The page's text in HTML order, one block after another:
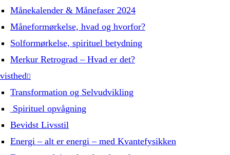
Månekalender & Månefaser 2024
Måneformørkelse, hvad og hvorfor?
Solformørkelse, spirituel betydning
Merkur Retrograd – Hvad er det?
Transformation og Selvudvikling
Spirituel opvågning
Bevidst Livsstil
Energi – alt er energi – med Kvantefysikken